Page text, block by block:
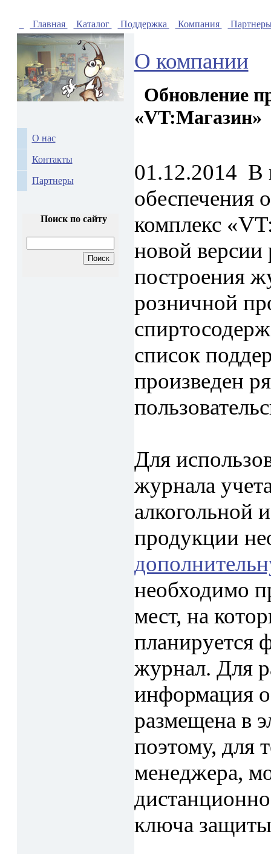
Главная Каталог Поддержка Компания
О нас
Контакты
Партнеры
Поиск по сайту
О компании
Обновление
«VT:Магазин»
01.12.2014 В
обеспечения
комплекс
новой версии
построения
розничной
список
произведен
Для
журнала
алкогольной
продукции
необходимо
мест, на
планируется
журнал. Для
информация
размещена в
поэтому, для
менеджера,
ключа